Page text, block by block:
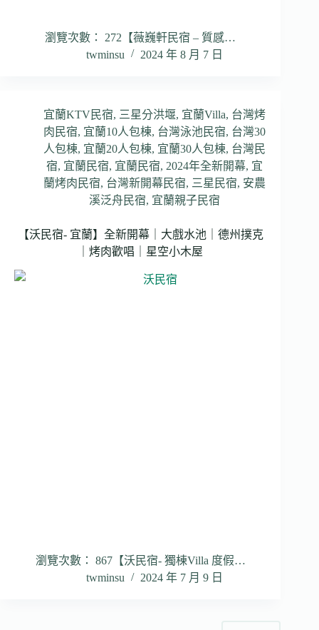
瀏覽次數： 272【薇巍軒民宿 – 質感…
twminsu
2024 年 8 月 7 日
宜蘭KTV民宿, 三星分洪堰, 宜蘭Villa, 台灣烤
肉民宿, 宜蘭10人包棟, 台灣泳池民宿, 台灣30
人包棟, 宜蘭20人包棟, 宜蘭30人包棟, 台灣民
宿, 宜蘭民宿, 宜蘭民宿, 2024年全新開幕, 宜
蘭烤肉民宿, 台灣新開幕民宿, 三星民宿, 安農
溪泛舟民宿, 宜蘭親子民宿
【沃民宿- 宜蘭】全新開幕｜大戲水池｜德州撲克
｜烤肉歡唱｜星空小木屋
瀏覽次數： 867【沃民宿- 獨棟Villa 度假…
twminsu
2024 年 7 月 9 日